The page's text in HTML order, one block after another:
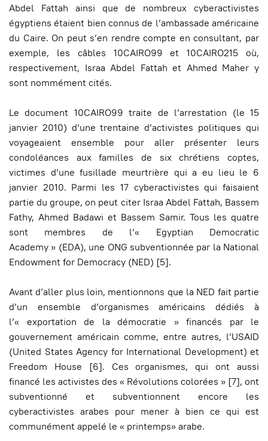
Abdel Fattah ainsi que de nombreux cyberactivistes
égyptiens étaient bien connus de l’ambassade américaine
du Caire. On peut s’en rendre compte en consultant, par
exemple, les câbles 10CAIRO99 et 10CAIRO215 où,
respectivement, Israa Abdel Fattah et Ahmed Maher y
sont nommément cités.
Le document 10CAIRO99 traite de l’arrestation (le 15
janvier 2010) d’une trentaine d’activistes politiques qui
voyageaient ensemble pour aller présenter leurs
condoléances aux familles de six chrétiens coptes,
victimes d’une fusillade meurtrière qui a eu lieu le 6
janvier 2010. Parmi les 17 cyberactivistes qui faisaient
partie du groupe, on peut citer Israa Abdel Fattah, Bassem
Fathy, Ahmed Badawi et Bassem Samir. Tous les quatre
sont membres de l’« Egyptian Democratic
Academy » (EDA), une ONG subventionnée par la National
Endowment for Democracy (NED) [5].
Avant d’aller plus loin, mentionnons que la NED fait partie
d’un ensemble d’organismes américains dédiés à
l’« exportation de la démocratie » financés par le
gouvernement américain comme, entre autres, l’USAID
(United States Agency for International Development) et
Freedom House [6]. Ces organismes, qui ont aussi
financé les activistes des « Révolutions colorées » [7], ont
subventionné et subventionnent encore les
cyberactivistes arabes pour mener à bien ce qui est
communément appelé le « printemps» arabe.